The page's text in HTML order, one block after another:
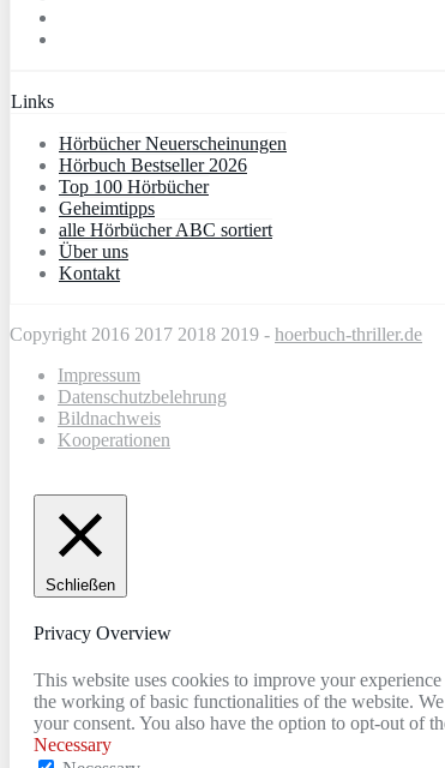
Links
Hörbücher Neuerscheinungen
Hörbuch Bestseller 2026
Top 100 Hörbücher
Geheimtipps
alle Hörbücher ABC sortiert
Über uns
Kontakt
Copyright 2016 2017 2018 2019 - hoerbuch-thriller.de
Impressum
Datenschutzbelehrung
Bildnachweis
Kooperationen
Schließen
Privacy Overview
This website uses cookies to improve your
the working of basic functionalities of the website.
your consent. You also have the option to opt-out of
Necessary